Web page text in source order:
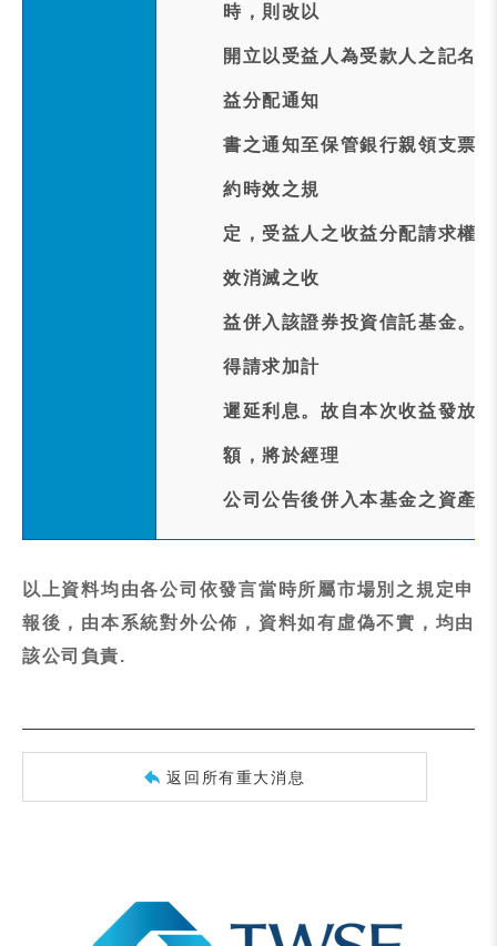
時，則改以
開立以受益人為受款人之記名
益分配通知
書之通知至保管銀行親領支票
約時效之規
定，受益人之收益分配請求權
效消滅之收
益併入該證券投資信託基金。
得請求加計
遲延利息。故自本次收益發放
額，將於經理
公司公告後併入本基金之資產。
以上資料均由各公司依發言當時所屬市場別之規定申
報後，由本系統對外公佈，資料如有虛偽不實，均由
該公司負責.
返回所有重大消息